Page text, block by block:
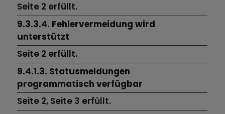
Seite 2 erfüllt.
9.3.3.4. Fehlervermeidung wird
unterstützt
Seite 2 erfüllt.
9.4.1.3. Statusmeldungen
programmatisch verfügbar
Seite 2, Seite 3 erfüllt.